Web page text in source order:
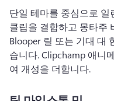
단일 테마를 중심으로
클립을 결합하고 몽타주
Blooper 릴 또는 기대 대
습니다. Clipchamp 애니
여 개성을 더합니다.